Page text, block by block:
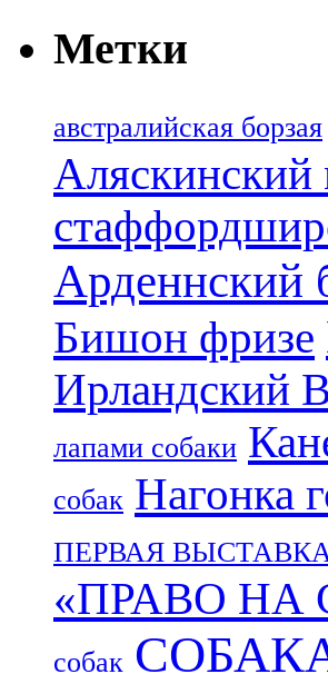
Метки
aвстралийская борзая
Аляскинский
Арденнский
Бишон фризе
Ирландский
лапами собаки
собак Нагонка
ПЕРВАЯ
«ПРАВО НА
собак